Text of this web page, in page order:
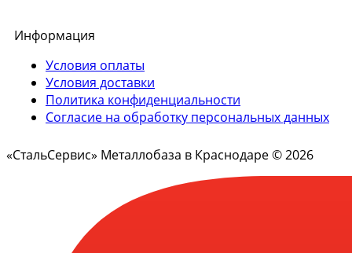
Информация
Условия оплаты
Условия доставки
Политика конфиденциальности
Согласие на обработку персональных данных
«СтальСервис» Металлобаза в Краснодаре © 2026